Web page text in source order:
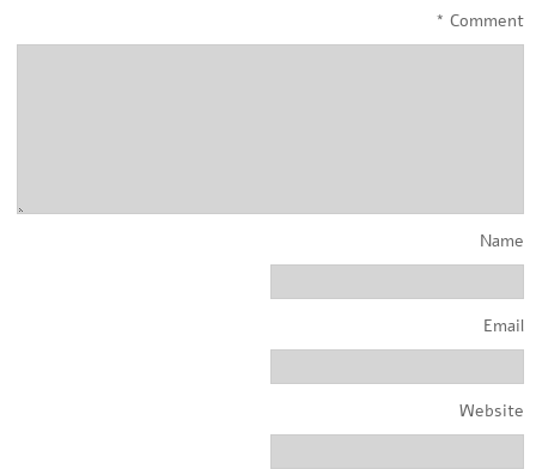
Comment
*
Name
Email
Website